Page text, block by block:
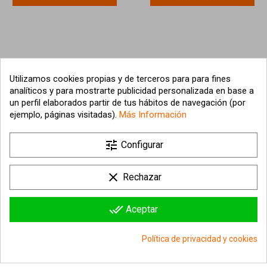
Información sobre la tienda 
Utilizamos cookies propias y de terceros para para fines
analíticos y para mostrarte publicidad personalizada en base a
un perfil elaborados partir de tus hábitos de navegación (por
ejemplo, páginas visitadas). Más Información
tune Configurar
clear Rechazar
done_all Aceptar
Política de privacidad y cookies